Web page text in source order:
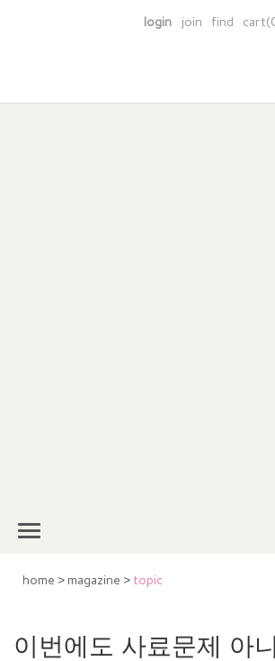
login join find
home >magazine > topic
이번에도 사료문제 아